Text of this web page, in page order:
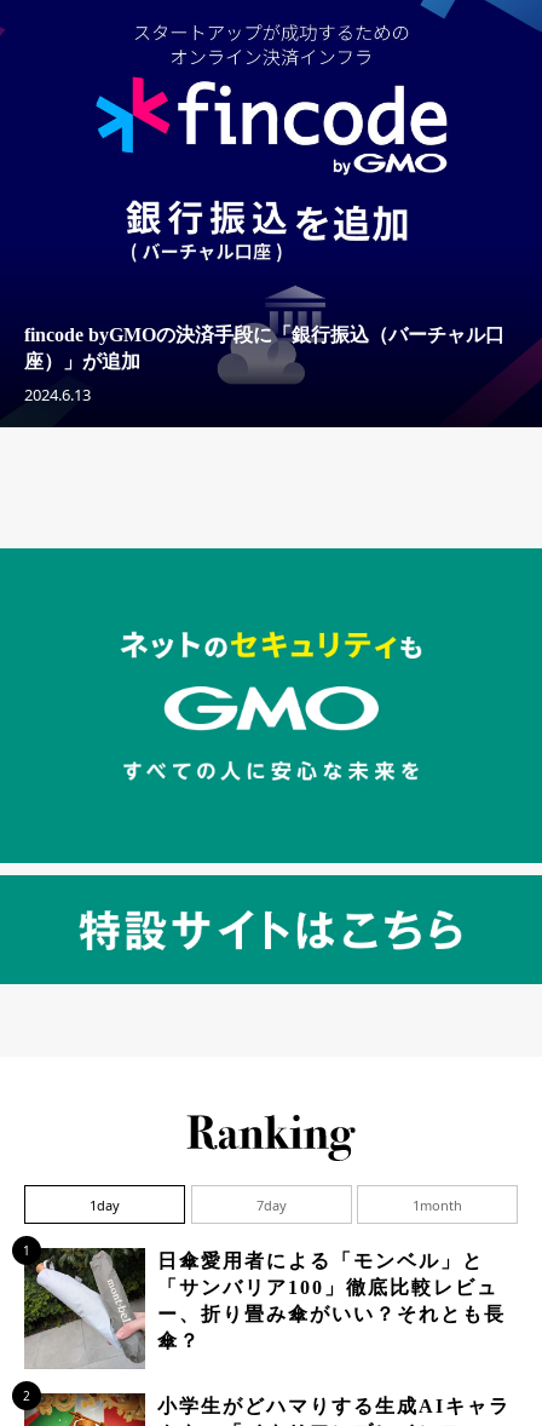
fincode byGMOの決済手段に「銀行振込（バーチャル口
座）」が追加
2024.6.13
セキュリティキャンペーンでのバナー
1day 7day 1month
1
日傘愛用者による「モンベル」と
「サンバリア100」徹底比較レビュ
ー、折り畳み傘がいい？それとも長
傘？
2
小学生がどハマりする生成AIキャラ